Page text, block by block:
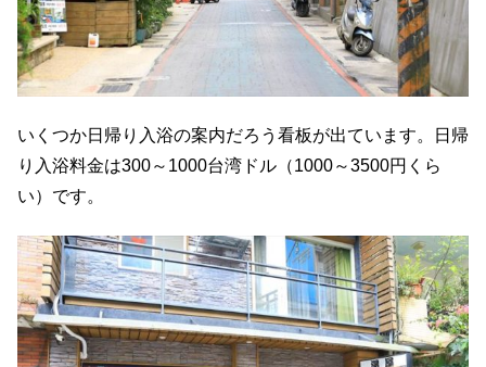
いくつか日帰り入浴の案内だろう看板が出ています。日帰
り入浴料金は300～1000台湾ドル（1000～3500円くら
い）です。